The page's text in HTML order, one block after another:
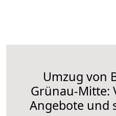
Umzug von
Grünau-Mitte:
Angebote und